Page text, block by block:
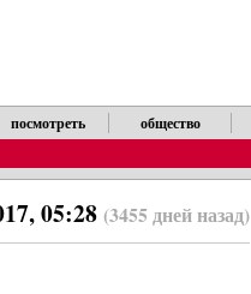
посмотреть общество
05:28 (3455 дней назад)